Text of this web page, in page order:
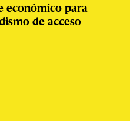
económico para
de acceso